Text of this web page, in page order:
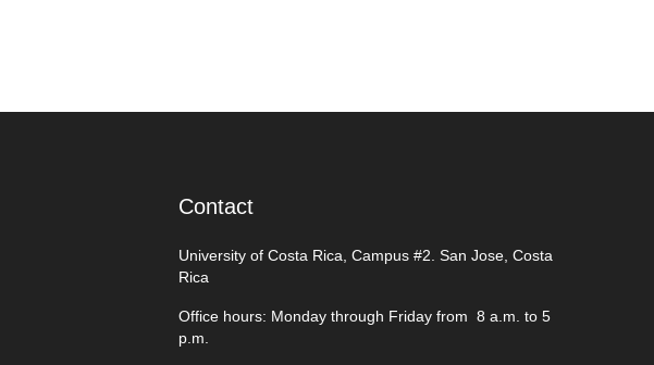
Contact
University of Costa Rica, Campus #2. San Jose, Costa
Rica
Office hours: Monday through Friday from 8 a.m. to 5
p.m.